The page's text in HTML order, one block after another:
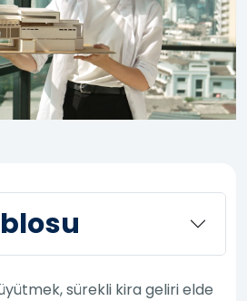
sürekli kira geliri elde